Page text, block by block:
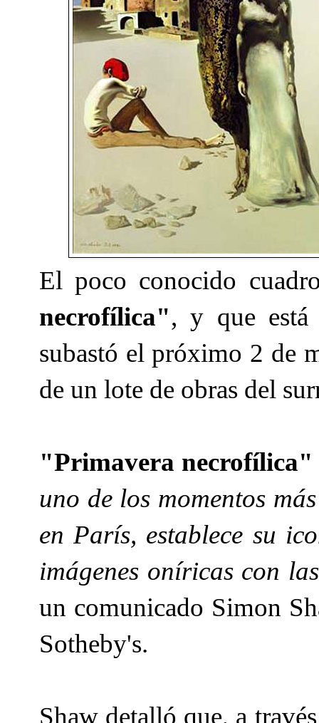
El poco conocido
necrofílica", y que está
subastó el próximo 2 de
de un lote de obras del
"Primavera necrofílica"
uno de los momentos
en París, establece su
imágenes oníricas con
un comunicado Simon
Sotheby's.
Shaw detalló que, a